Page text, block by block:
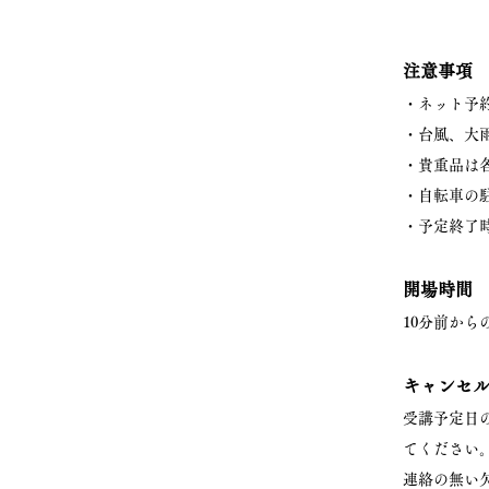
注意事項
・ネット予
・台風、大
・貴重品は
・自転車の
・予定終了
開場時間
10分前から
キャンセ
受講予定日
てください
連絡の無い